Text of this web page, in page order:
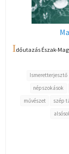
Időutazás Észak-
Ismeretterjesztő
népszokások
művészet
szép